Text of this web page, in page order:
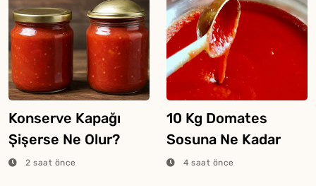
Konserve Kapağı
Şişerse Ne Olur?
2 saat önce
10 Kg Domates
Sosuna Ne Kadar
Tuz Konur?
4 saat önce